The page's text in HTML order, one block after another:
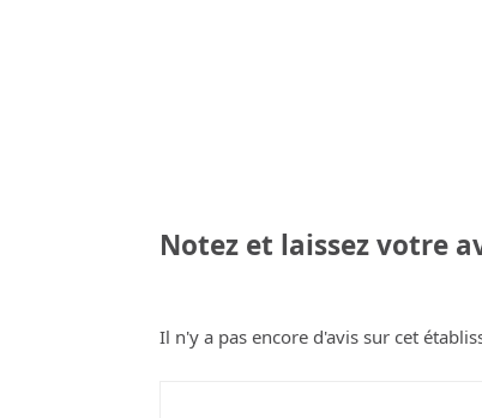
Notez et laissez votre
Il n'y a pas encore d'avis sur cet